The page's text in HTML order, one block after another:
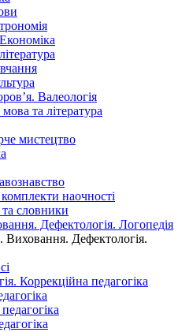
Валеологія
та література
мистецтво
наочності
словники
Дефектологія. Логопедія
Виховання. Дефектологія.
Коррекційна педагогіка